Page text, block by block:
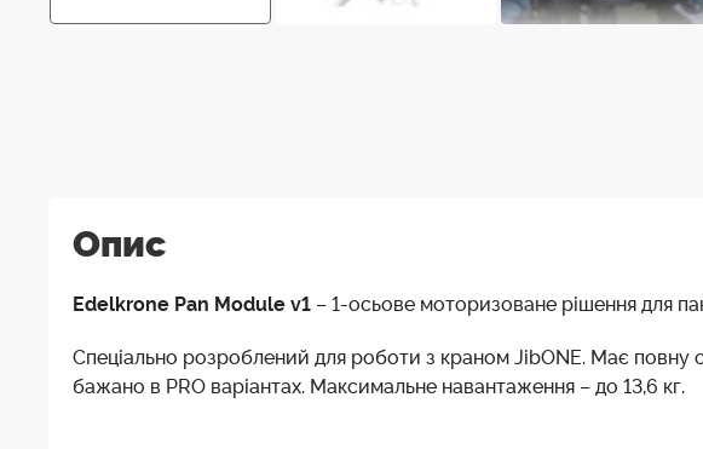
Опис
Edelkrone Pan Module v1 – 1-осьове моторизоване рішення для
Спеціально розроблений для роботи з краном JibONE. Має повну
бажано в PRO варіантах. Максимальне навантаження – до 13,6 кг.